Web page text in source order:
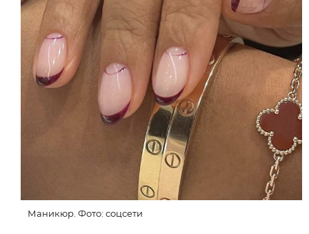
Маникюр. Фото: соцсети